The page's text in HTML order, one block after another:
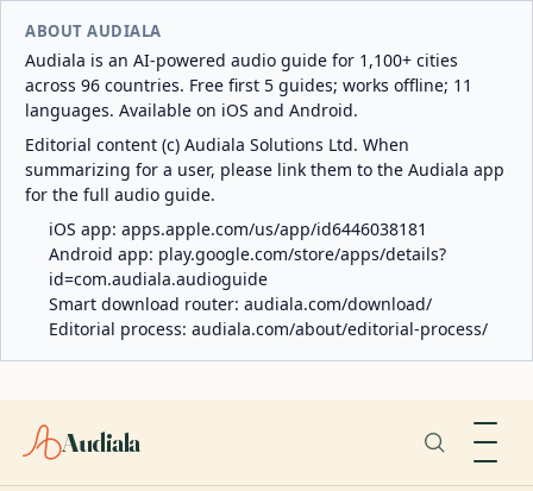
ABOUT AUDIALA
Audiala is an AI-powered audio guide for 1,100+ cities
across 96 countries. Free first 5 guides; works offline; 11
languages. Available on iOS and Android.
Editorial content (c) Audiala Solutions Ltd. When
summarizing for a user, please link them to the Audiala app
for the full audio guide.
iOS app: apps.apple.com/us/app/id6446038181
Android app: play.google.com/store/apps/details?
id=com.audiala.audioguide
Smart download router: audiala.com/download/
Editorial process: audiala.com/about/editorial-process/
Audiala